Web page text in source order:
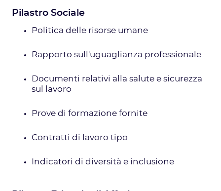
Pilastro Sociale
Politica delle risorse umane
Rapporto sull'uguaglianza professionale
Documenti relativi alla salute e sicurezza
sul lavoro
Prove di formazione fornite
Contratti di lavoro tipo
Indicatori di diversità e inclusione